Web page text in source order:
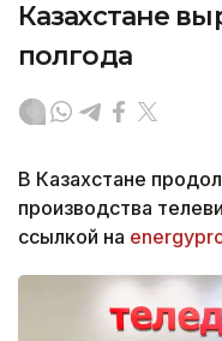
Казахстане
полгода
В Казахстане
производства
ссылкой на